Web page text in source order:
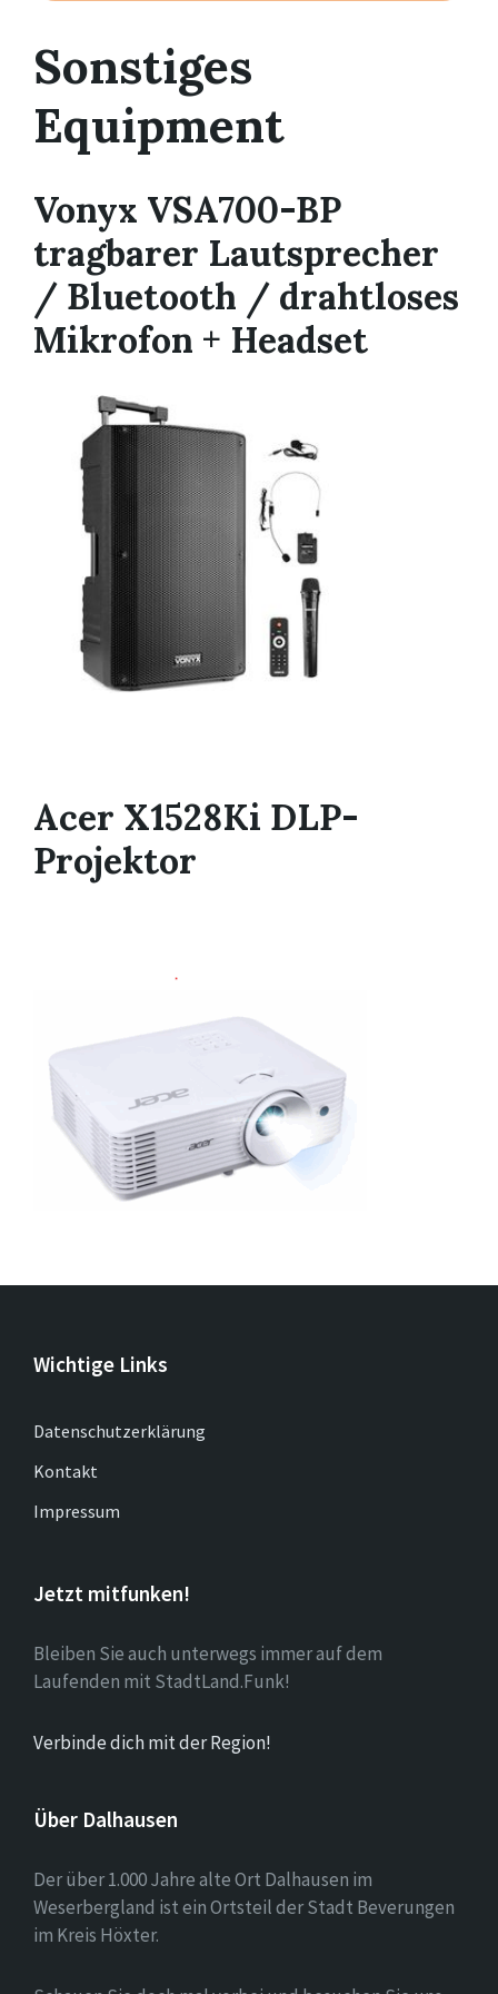
Sonstiges
Equipment
Vonyx VSA700-BP
tragbarer Lautsprecher
/ Bluetooth / drahtloses
Mikrofon + Headset
Acer X1528Ki DLP-
Projektor
Wichtige Links
Datenschutzerklärung
Kontakt
Impressum
Jetzt mitfunken!
Bleiben Sie auch unterwegs immer auf dem
Laufenden mit StadtLand.Funk!
Verbinde dich mit der Region!
Über Dalhausen
Der über 1.000 Jahre alte Ort Dalhausen im
Weserbergland ist ein Ortsteil der Stadt Beverungen
im Kreis Höxter.